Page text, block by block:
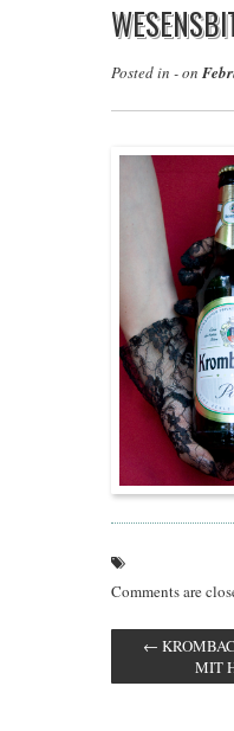
Posted in - on
Comments are
←
MIT